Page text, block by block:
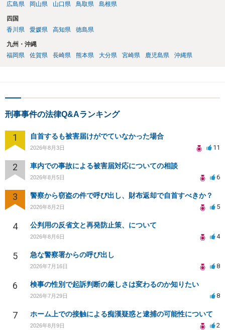
広島県
岡山県 山口県 鳥取県 島根県
四国
香川県
愛媛県 高知県 徳島県
九州・沖縄
福岡県
佐賀県 長崎県 熊本県 大分県 宮崎県 鹿児島県 沖縄県
刑事事件の法律Q&Aランキング
1 自首するも被害届けがでていなかった場合
2026年8月3日 11
2 車内での事故による被害届対応についての相談
2026年8月5日 6
3 警察から窃盗の件で呼び出し、財布返却で自首すべきか？
2026年8月2日 5
4 公判用の反省文と再発防止策、について
2026年8月6日 4
5 急な警察署からの呼び出し
2026年7月16日 8
6 検事の性別で起訴判断の厳しさは変わるのか知りたい
2026年7月29日 8
7 ホーム上での接触による痴漢疑惑と逮捕の可能性について
2026年8月9日 2